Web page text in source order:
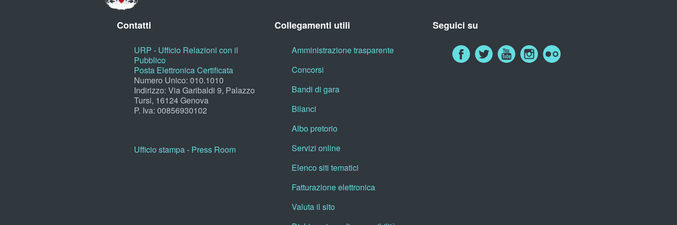
Contatti
URP - Ufficio Relazioni con il
Pubblico
Posta Elettronica Certificata
Numero Unico: 010.1010
Indirizzo: Via Garibaldi 9, Palazzo
Tursi, 16124 Genova
P. Iva: 00856930102
Ufficio stampa - Press Room
Collegamenti utili
Amministrazione trasparente
Concorsi
Bandi di gara
Bilanci
Albo pretorio
Servizi online
Elenco siti tematici
Fatturazione elettronica
Valuta il sito
Seguici su